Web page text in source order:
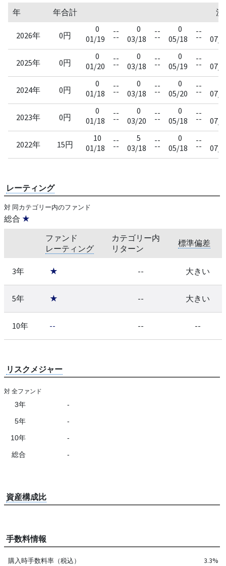
年 年合計 決
2026年 0円
0
01/19
--
--
0
03/18
--
--
0
05/18
--
--
07/
2025年 0円
0
01/20
--
--
0
03/18
--
--
0
05/19
--
--
07/
2024年 0円
0
01/18
--
--
0
03/18
--
--
0
05/20
--
--
07/
2023年 0円
0
01/18
--
--
0
03/20
--
--
0
05/18
--
--
07/
2022年 15円
10
01/18
--
--
5
03/18
--
--
0
05/18
--
--
07/
レーティング
対 同カテゴリー内のファンド
総合 ★
ファンド
レーティング
カテゴリー内
リターン
標準偏差
3年 ★ -- 大きい
5年 ★ -- 大きい
10年 -- -- --
リスクメジャー
対 全ファンド
3年 -
5年 -
10年 -
総合 -
資産構成比
手数料情報
購入時手数料率（税込） 3.3%